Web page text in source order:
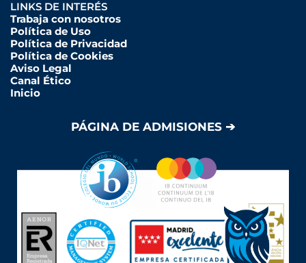
LINKS DE INTERÉS
Trabaja con nosotros
Política de Uso
Política de Privacidad
Política de Cookies
Aviso Legal
Canal Ético
Inicio
PÁGINA DE ADMISIONES ➔